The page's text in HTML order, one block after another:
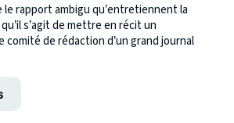
rapport ambigu qu’entretiennent la
s’agit de mettre en récit un
comité de rédaction d’un grand journal